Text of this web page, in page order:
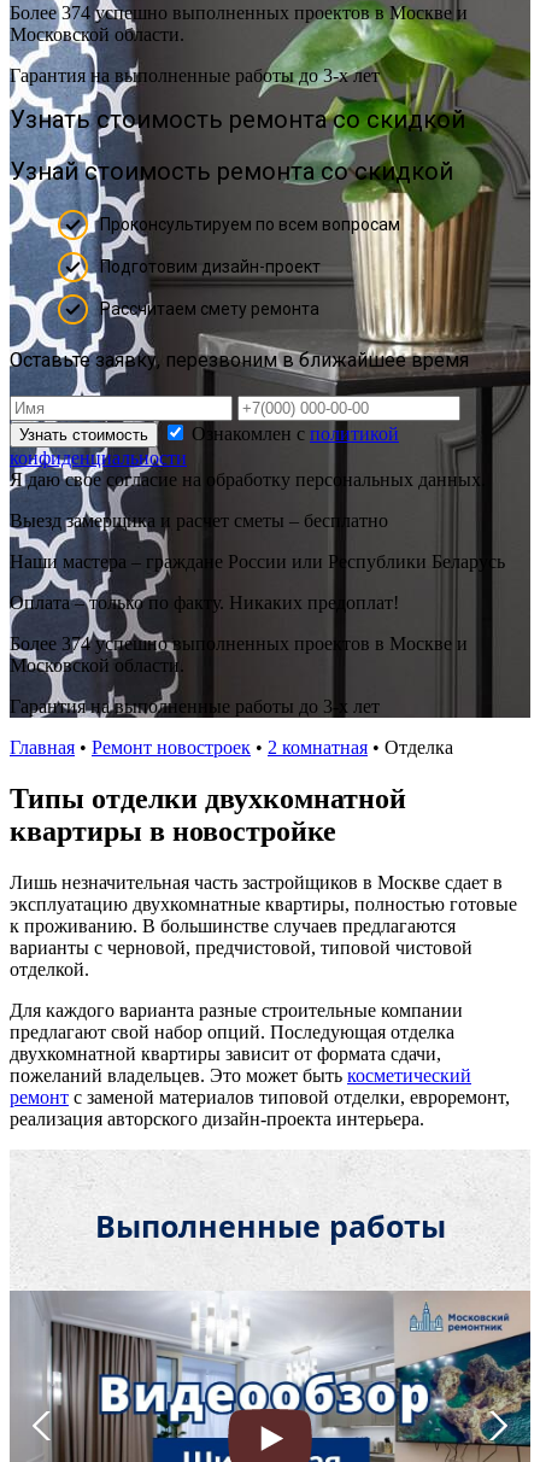
Более 374 успешно выполненных проектов в Москве и
Московской области.
Гарантия на выполненные работы до 3-х лет
Узнать стоимость ремонта со скидкой
Узнай стоимость ремонта со скидкой
Проконсультируем по всем вопросам
Подготовим дизайн-проект
Рассчитаем смету ремонта
Оставьте заявку, перезвоним в ближайшее время
Узнать стоимость Ознакомлен с политикой
конфиденциальности
Я даю свое согласие на обработку персональных данных.
Выезд замерщика и расчет сметы – бесплатно
Наши мастера – граждане России или Республики Беларусь
Оплата – только по факту. Никаких предоплат!
Более 374 успешно выполненных проектов в Москве и
Московской области.
Гарантия на выполненные работы до 3-х лет
Главная • Ремонт новостроек • 2 комнатная • Отделка
Типы отделки двухкомнатной
квартиры в новостройке
Лишь незначительная часть застройщиков в Москве сдает в
эксплуатацию двухкомнатные квартиры, полностью готовые
к проживанию. В большинстве случаев предлагаются
варианты с черновой, предчистовой, типовой чистовой
отделкой.
Для каждого варианта разные строительные компании
предлагают свой набор опций. Последующая отделка
двухкомнатной квартиры зависит от формата сдачи,
пожеланий владельцев. Это может быть косметический
ремонт с заменой материалов типовой отделки, евроремонт,
реализация авторского дизайн-проекта интерьера.